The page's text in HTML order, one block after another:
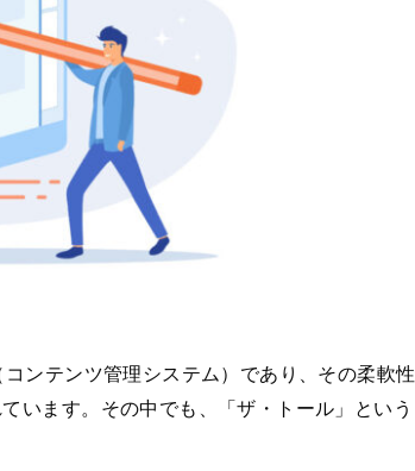
ンテンツ管理システム）であり、その柔軟性
います。その中でも、「ザ・トール」という